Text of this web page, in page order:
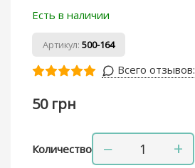
Есть в наличии
Артикул: 500-164
Всего отзывов:
50 грн
Количество − +